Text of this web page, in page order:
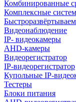
Комбинированные
Комплексные
Видеонаблюдение
IP- видеокамеры
AHD-камеры
Видеорегистратор
IP-видеорегистратор
Купольные IP-
Тестеры
Блоки питания